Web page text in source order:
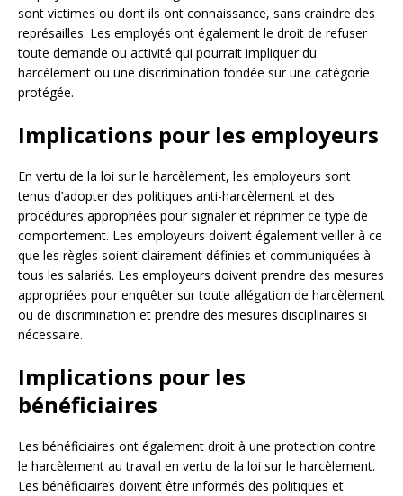
sont victimes ou dont ils ont connaissance, sans craindre des
représailles. Les employés ont également le droit de refuser
toute demande ou activité qui pourrait impliquer du
harcèlement ou une discrimination fondée sur une catégorie
protégée.
Implications pour les employeurs
En vertu de la loi sur le harcèlement, les employeurs sont
tenus d’adopter des politiques anti-harcèlement et des
procédures appropriées pour signaler et réprimer ce type de
comportement. Les employeurs doivent également veiller à ce
que les règles soient clairement définies et communiquées à
tous les salariés. Les employeurs doivent prendre des mesures
appropriées pour enquêter sur toute allégation de harcèlement
ou de discrimination et prendre des mesures disciplinaires si
nécessaire.
Implications pour les
bénéficiaires
Les bénéficiaires ont également droit à une protection contre
le harcèlement au travail en vertu de la loi sur le harcèlement.
Les bénéficiaires doivent être informés des politiques et